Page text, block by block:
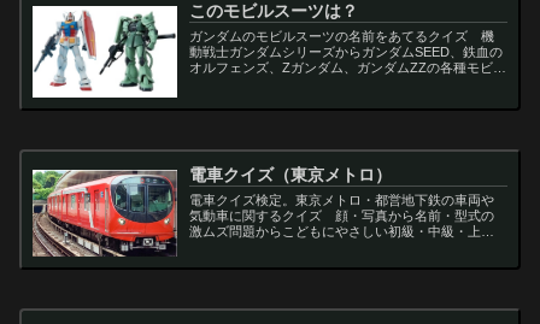
このモビルスーツは？
ガンダムのモビルスーツの名前をあてるクイズ 機
動戦士ガンダムシリーズからガンダムSEED、鉄血の
オルフェンズ、Zガンダム、ガンダムZZの各種モビル
電車クイズ（東京メトロ）
電車クイズ検定。東京メトロ・都営地下鉄の車両や
気動車に関するクイズ 顔・写真から名前・型式の
激ムズ問題からこどもにやさしい初級・中級・上級